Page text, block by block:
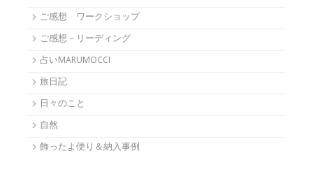
ご感想 ワークショップ
ご感想－リーディング
占いMARUMOCCI
旅日記
日々のこと
自然
飾ったよ便り＆納入事例